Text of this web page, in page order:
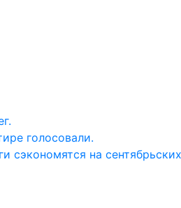
голосовали.
сэкономятся на